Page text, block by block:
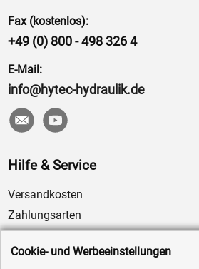
Fax (kostenlos):
+49 (0) 800 - 498 326 4
E-Mail:
info@hytec-hydraulik.de
Hilfe & Service
Versandkosten
Zahlungsarten
Service
AGB / Widerrufsrecht
Cookie- und Werbeeinstellungen